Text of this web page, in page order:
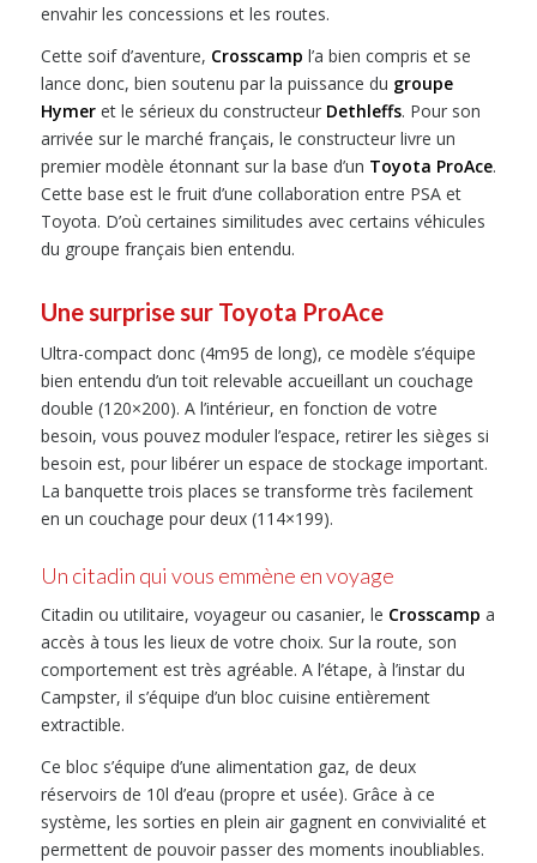
envahir les concessions et les routes.
Cette soif d’aventure, Crosscamp l’a bien compris et se
lance donc, bien soutenu par la puissance du groupe
Hymeret le sérieux du constructeur Dethleffs. Pour son
arrivée sur le marché français, le constructeur livre un
premier modèle étonnant sur la base d’un Toyota ProAce.
Cette base est le fruit d’une collaboration entre PSA et
Toyota. D’où certaines similitudes avec certains véhicules
du groupe français bien entendu.
Une surprise sur Toyota ProAce
Ultra-compact donc (4m95 de long), ce modèle s’équipe
bien entendu d’un toit relevable accueillant un couchage
double (120×200). A l’intérieur, en fonction de votre
besoin, vous pouvez moduler l’espace, retirer les sièges si
besoin est, pour libérer un espace de stockage important.
La banquette trois places se transforme très facilement
en un couchage pour deux (114×199).
Un citadin qui vous emmène en voyage
Citadin ou utilitaire, voyageur ou casanier, le Crosscamp a
accès à tous les lieux de votre choix. Sur la route, son
comportement est très agréable. A l’étape, à l’instar du
Campster, il s’équipe d’un bloc cuisine entièrement
extractible.
Ce bloc s’équipe d’une alimentation gaz, de deux
réservoirs de 10l d’eau (propre et usée). Grâce à ce
système, les sorties en plein air gagnent en convivialité et
permettent de pouvoir passer des moments inoubliables.